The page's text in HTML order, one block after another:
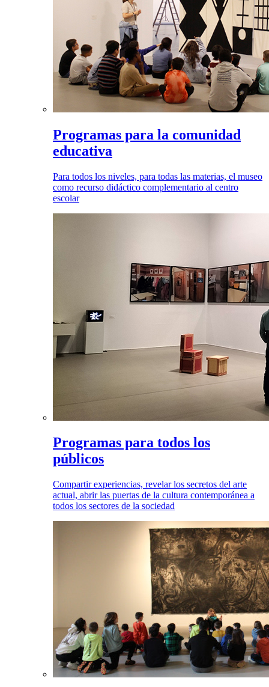
Programas para la comunidad
educativa
Para todos los niveles, para todas las materias, el museo
como recurso didáctico complementario al centro
escolar
Programas para todos los
públicos
Compartir experiencias, revelar los secretos del arte
actual, abrir las puertas de la cultura contemporánea a
todos los sectores de la sociedad